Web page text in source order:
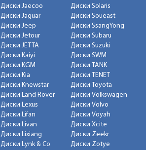
Диски Jaecoo
Диски Jaguar
Диски Jeep
Диски Jetour
Диски JETTA
Диски Kaiyi
Диски KGM
Диски Kia
Диски Knewstar
Диски Land Rover
Диски Lexus
Диски Lifan
Диски Livan
Диски Lixiang
Диски Lynk & Co
Диски Solaris
Диски Soueast
Диски SsangYong
Диски Subaru
Диски Suzuki
Диски SWM
Диски TANK
Диски TENET
Диски Toyota
Диски Volkswagen
Диски Volvo
Диски Voyah
Диски Xcite
Диски Zeekr
Диски Zotye